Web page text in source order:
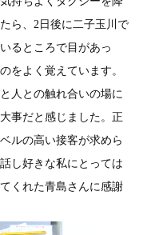
ら、2日後に二子玉川で
るところで目があっ
をよく覚えています。
人との触れ合いの場に
事だと感じました。正
ルの高い接客が求めら
し好きな私にとっては
くれた青島さんに感謝